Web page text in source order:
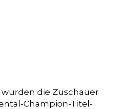
die Zuschauer
Champion-Titel-